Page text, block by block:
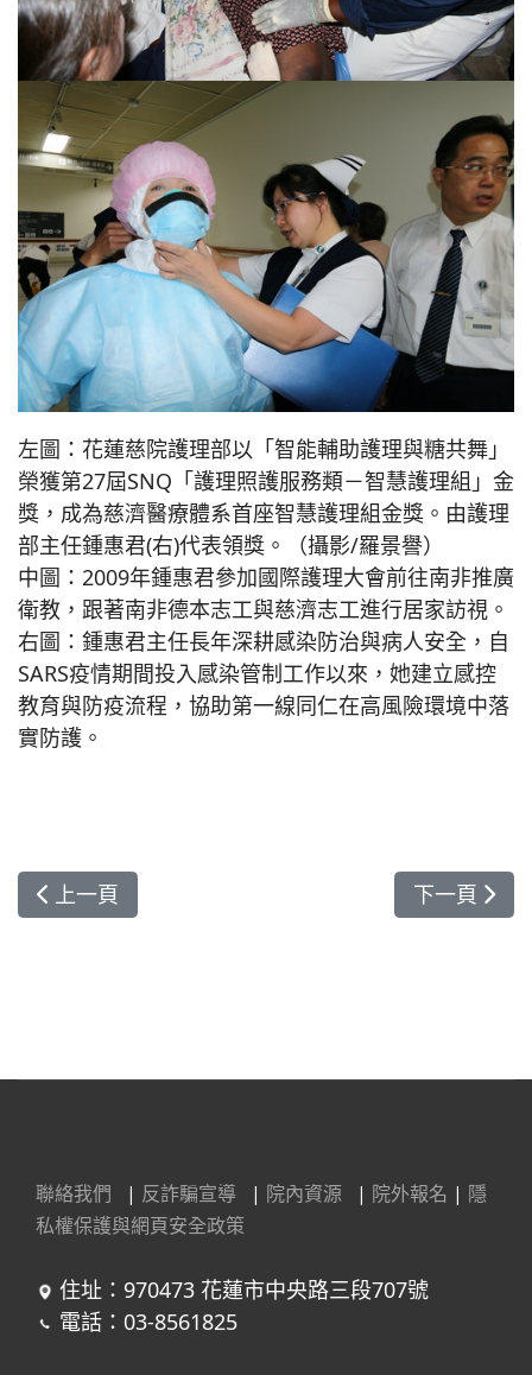
左圖：花蓮慈院護理部以「智能輔助護理與糖共舞」
榮獲第27屆SNQ「護理照護服務類－智慧護理組」金
獎，成為慈濟醫療體系首座智慧護理組金獎。由護理
部主任鍾惠君(右)代表領獎。（攝影/羅景譽）
中圖：2009年鍾惠君參加國際護理大會前往南非推廣
衛教，跟著南非德本志工與慈濟志工進行居家訪視。
右圖：鍾惠君主任長年深耕感染防治與病人安全，自
SARS疫情期間投入感染管制工作以來，她建立感控
教育與防疫流程，協助第一線同仁在高風險環境中落
實防護。
上一篇文章: 花蓮慈院 DynaMed LINE聊天機器人
上一頁 下一篇文章
下一頁
聯絡我們 | 反詐騙宣導 | 院內資源 | 院外報名 | 隱
私權保護與網頁安全政策
住址：970473 花蓮市中央路三段707號
電話：03-8561825